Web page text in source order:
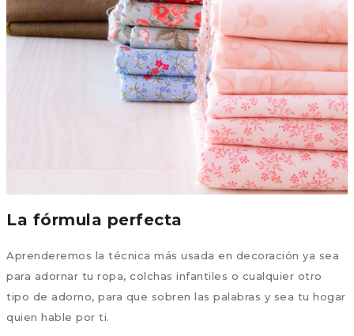
La fórmula perfecta
Aprenderemos la técnica más usada en decoración ya sea
para adornar tu ropa, colchas infantiles o cualquier otro
tipo de adorno, para que sobren las palabras y sea tu hogar
quien hable por ti.